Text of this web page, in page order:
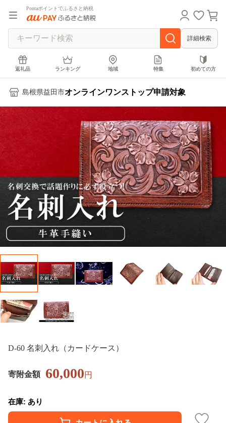
Pontaポイントでふるさと納税
詳細検索
返礼品 ランキング 地域 特集 初めての方
島根県益田市オンラインワンストップ申請対象
D-60 名刺入れ（カードケース）
寄附金額 60,000円
在庫: あり